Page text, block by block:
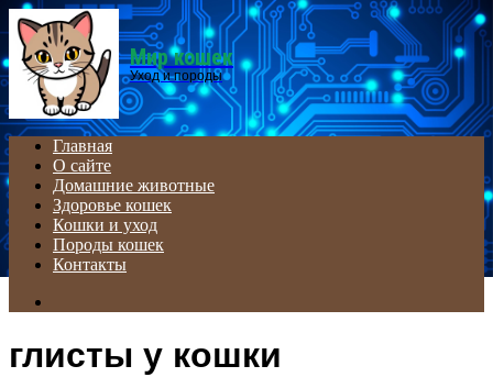
Menu
Мир кошек
Уход и породы
Главная
О сайте
Домашние животные
Здоровье кошек
Кошки и уход
Породы кошек
Контакты
глисты у кошки